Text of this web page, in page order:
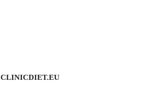
CLINICDIET.EU